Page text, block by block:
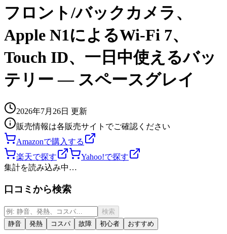
フロント/バックカメラ、
Apple N1によるWi-Fi 7、
Touch ID、一日中使えるバッ
テリー — スペースグレイ
2026年7月26日 更新
販売情報は各販売サイトでご確認ください
Amazonで購入する
楽天で探す
Yahoo!で探す
集計を読み込み中…
口コミから検索
検索
静音
発熱 コスパ 故障 初心者 おすすめ